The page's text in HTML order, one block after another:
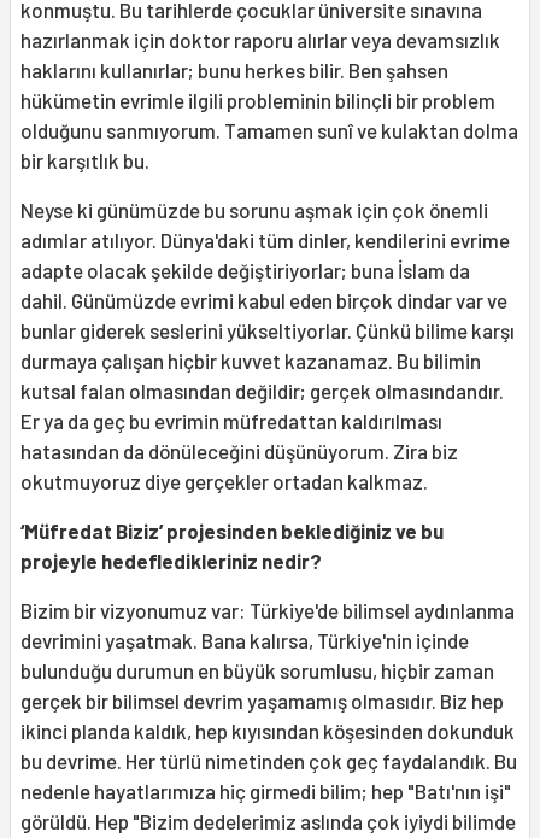
konmuştu. Bu tarihlerde çocuklar üniversite sınavına
hazırlanmak için doktor raporu alırlar veya devamsızlık
haklarını kullanırlar; bunu herkes bilir. Ben şahsen
hükümetin evrimle ilgili probleminin bilinçli bir problem
olduğunu sanmıyorum. Tamamen sunî ve kulaktan dolma
bir karşıtlık bu.
Neyse ki günümüzde bu sorunu aşmak için çok önemli
adımlar atılıyor. Dünya'daki tüm dinler, kendilerini evrime
adapte olacak şekilde değiştiriyorlar; buna İslam da
dahil. Günümüzde evrimi kabul eden birçok dindar var ve
bunlar giderek seslerini yükseltiyorlar. Çünkü bilime karşı
durmaya çalışan hiçbir kuvvet kazanamaz. Bu bilimin
kutsal falan olmasından değildir; gerçek olmasındandır.
Er ya da geç bu evrimin müfredattan kaldırılması
hatasından da dönüleceğini düşünüyorum. Zira biz
okutmuyoruz diye gerçekler ortadan kalkmaz.
‘Müfredat Biziz’ projesinden beklediğiniz ve bu
projeyle hedefledikleriniz nedir?
Bizim bir vizyonumuz var: Türkiye'de bilimsel aydınlanma
devrimini yaşatmak. Bana kalırsa, Türkiye'nin içinde
bulunduğu durumun en büyük sorumlusu, hiçbir zaman
gerçek bir bilimsel devrim yaşamamış olmasıdır. Biz hep
ikinci planda kaldık, hep kıyısından köşesinden dokunduk
bu devrime. Her türlü nimetinden çok geç faydalandık. Bu
nedenle hayatlarımıza hiç girmedi bilim; hep "Batı'nın işi"
görüldü. Hep "Bizim dedelerimiz aslında çok iyiydi bilimde